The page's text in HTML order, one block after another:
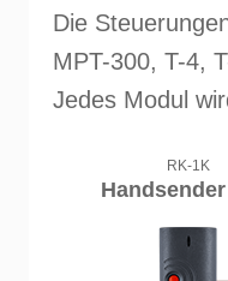
Die
MPT-300, T-4,
Jedes Modul
RK-1K